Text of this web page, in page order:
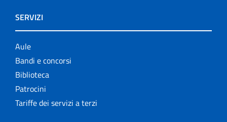
SERVIZI
Aule
Bandi e concorsi
Biblioteca
Patrocini
Tariffe dei servizi a terzi